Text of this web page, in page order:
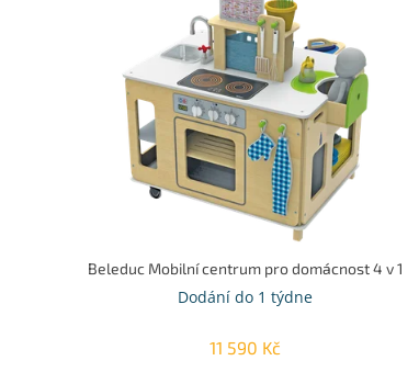
Beleduc Mobilní centrum pro domácnost 4 v 1
Dodání do 1 týdne
11 590 Kč